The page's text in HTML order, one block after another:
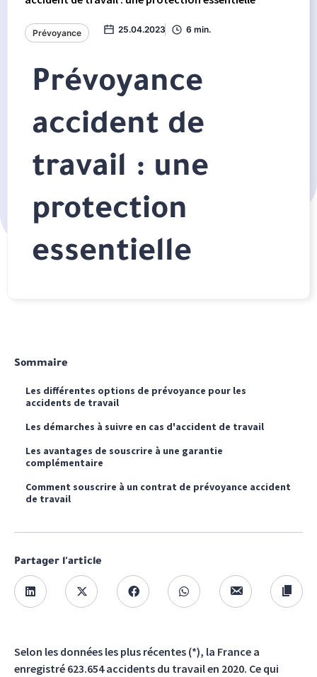
Prévoyance 25.04.2023 6 min.
Prévoyance
accident de
travail : une
protection
essentielle
Sommaire
Les différentes options de prévoyance pour les
accidents de travail
Les démarches à suivre en cas d'accident de travail
Les avantages de souscrire à une garantie
complémentaire
Comment souscrire à un contrat de prévoyance accident
de travail
Partager l'article
Selon les données les plus récentes (*), la France a
enregistré 623.654 accidents du travail en 2020. Ce qui